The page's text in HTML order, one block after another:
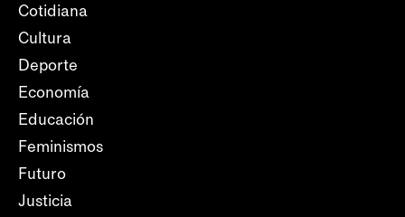
Cotidiana
Cultura
Deporte
Economía
Educación
Feminismos
Futuro
Justicia